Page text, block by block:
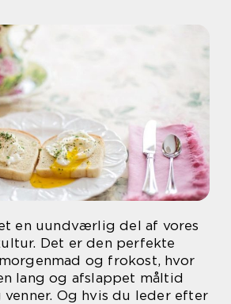
en uundværlig del af vores
Det er den perfekte
og frokost, hvor
lang og afslappet måltid
Og hvis du leder efter